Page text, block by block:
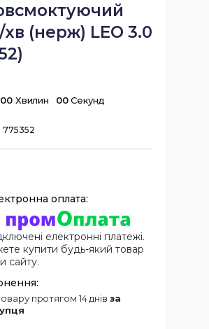
(нерж) LEO 3.0
00 Хвилин 00 Секунд
775352
електронні платежі.
купити будь-який товар
сайту.
протягом 14 днів за